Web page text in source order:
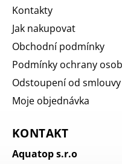
Kontakty
Jak nakupovat
Obchodní podmínky
Podmínky ochrany
Odstoupení od
Moje objednávka
KONTAKT
Aquatop s.r.o